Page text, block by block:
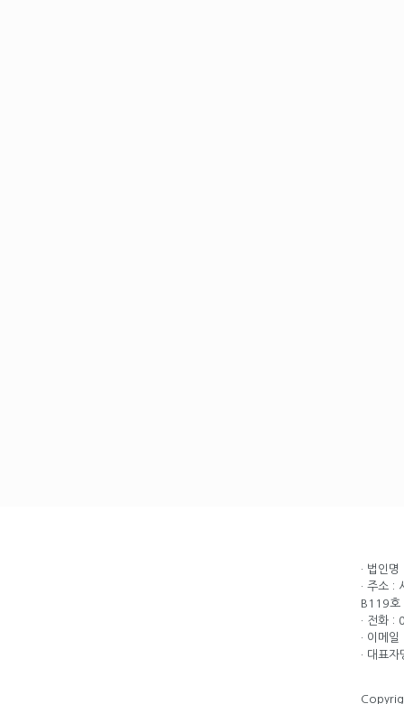
· 법인
· 주소 :
B119호
· 전화
· 이메
· 대표